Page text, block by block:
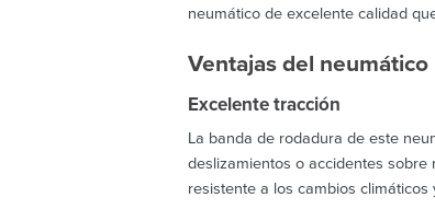
neumático de excelente calidad
Ventajas del neumático
Excelente tracción
La banda de rodadura de este
deslizamientos o accidentes
resistente a los cambios